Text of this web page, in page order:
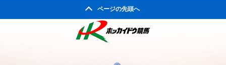
ページの先頭へ